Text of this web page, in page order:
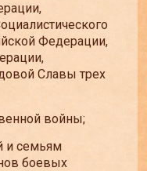
Федерации,
Славы трех
войны;
и семьям
боевых